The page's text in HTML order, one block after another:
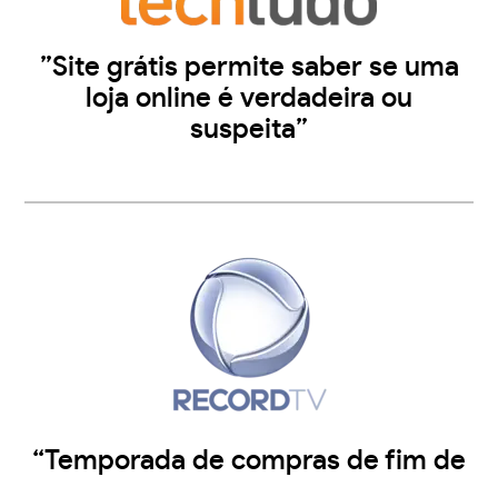
”Site grátis permite saber se uma
loja online é verdadeira ou
suspeita”
“Temporada de compras de fim de